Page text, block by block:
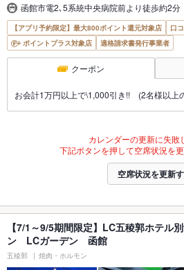
函館市電2､5系統中央病院前より徒歩約2分
【アプリ予約限定】最大800ポイント還元対象店
口
ポイントプラス対象店
適格請求書発行事業者
クーポン
お会計1万円以上で\1,000引き!! (2名様以上
カレンダーの更新に失敗
下記ボタンを押して空席状況を更
空席状況を更新
【7/1～9/5期間限定】LC五稜郭ホテル
ン LCガーデン 函館
五稜郭 焼肉・ホルモン